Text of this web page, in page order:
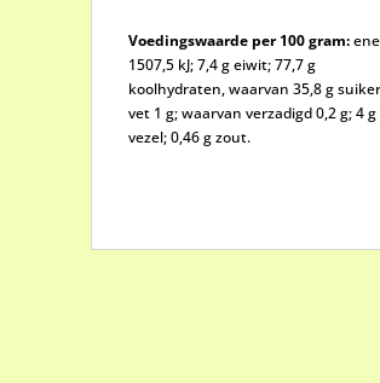
Voedingswaarde per 100 gram:
1507,5 kJ; 7,4 g eiwit; 77,7 g
koolhydraten, waarvan 35,8 g
vet 1 g; waarvan verzadigd 0,2 g; 4 g
vezel; 0,46 g